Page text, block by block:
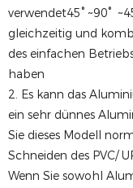
verwendet45° ~90°
gleichzeitig und
des einfachen
haben
2. Es kann das
ein sehr dünnes
Sie dieses Modell
Schneiden des PVC/
Wenn Sie sowohl